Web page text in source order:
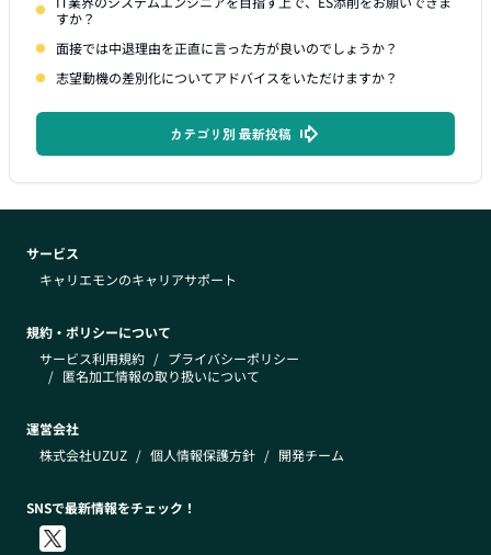
すか？
面接では中退理由を正直に言った方が良いのでしょうか？
志望動機の差別化についてアドバイスをいただけますか？
カテゴリ別 最新投稿
サービス
キャリエモンのキャリアサポート
規約・ポリシーについて
サービス利用規約 / プライバシーポリシー
/ 匿名加工情報の取り扱いについて
運営会社
株式会社UZUZ / 個人情報保護方針 / 開発チーム
SNSで最新情報をチェック！